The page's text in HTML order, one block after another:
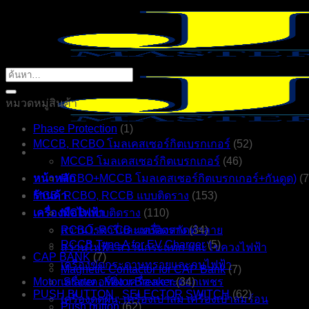
เนื้อหา
หน้าหลัก
ร้านค้า
เครื่องมือไฟฟ้า
สว่านโรตารี่และเครื่องสกัดทำลาย
สว่านไฟฟ้า สว่านกระแทก และไขควงไฟฟ้า
เครื่องขัดกระดาษทรายและกบไฟฟ้า
เครื่องคอร์ลิ่ง เครื่องเจาะดอกเพชร
เครื่องดูดฝุ่น, เครื่องเป่าลม เครื่องเป่าลมร้อน
ค้นหา:
หมวดหมู่สินค้า
Phase Protection (1)
MCCB, RCBO โมลเคสเซอร์กิตเบรกเกอร์ (52)
MCCB โมลเคสเซอร์กิตเบรกเกอร์ (46)
RCBO+MCCB โมลเคสเซอร์กิตเบรกเกอร์+กันดูด)
MCB, RCBO, RCCB แบบติดราง (153)
MCB แบบติดราง (110)
RCBO, RCCB แบบติดราง (34)
RCCB Type A for EV Charger (5)
CAP BANK (7)
Magnetic Contactor for CAP Bank (7)
Motor Starter , Motor Breaker (34)
PUSH BUTTON , SELECTOR SWITCH (62)
Push button (62)